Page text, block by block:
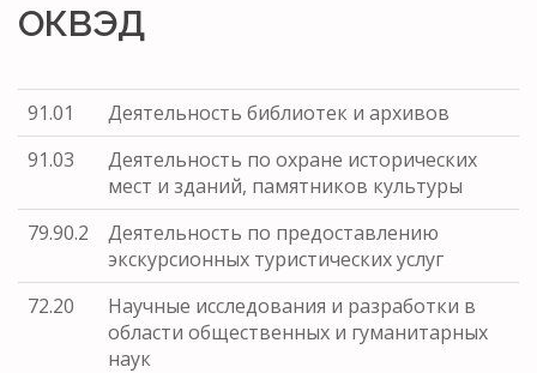
ОКВЭД
91.01
Деятельность библиотек и архивов
91.03
Деятельность по охране исторических
мест и зданий, памятников культуры
79.90.2
Деятельность по предоставлению
экскурсионных туристических услуг
72.20
Научные исследования и разработки в
области общественных и гуманитарных
наук